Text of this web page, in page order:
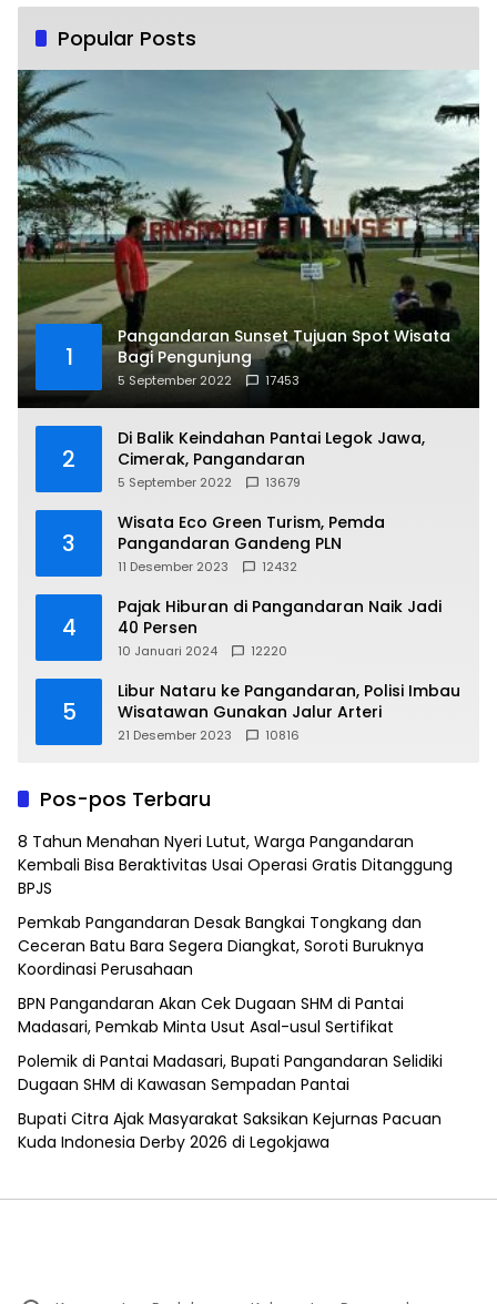
Popular Posts
1
Pangandaran Sunset Tujuan Spot Wisata
Bagi Pengunjung
5 September 2022 17453
2
Di Balik Keindahan Pantai Legok Jawa,
Cimerak, Pangandaran
5 September 2022 13679
3
Wisata Eco Green Turism, Pemda
Pangandaran Gandeng PLN
11 Desember 2023 12432
4
Pajak Hiburan di Pangandaran Naik Jadi
40 Persen
10 Januari 2024 12220
5
Libur Nataru ke Pangandaran, Polisi Imbau
Wisatawan Gunakan Jalur Arteri
21 Desember 2023 10816
Pos-pos Terbaru
8 Tahun Menahan Nyeri Lutut, Warga Pangandaran
Kembali Bisa Beraktivitas Usai Operasi Gratis Ditanggung
BPJS
Pemkab Pangandaran Desak Bangkai Tongkang dan
Ceceran Batu Bara Segera Diangkat, Soroti Buruknya
Koordinasi Perusahaan
BPN Pangandaran Akan Cek Dugaan SHM di Pantai
Madasari, Pemkab Minta Usut Asal-usul Sertifikat
Polemik di Pantai Madasari, Bupati Pangandaran Selidiki
Dugaan SHM di Kawasan Sempadan Pantai
Bupati Citra Ajak Masyarakat Saksikan Kejurnas Pacuan
Kuda Indonesia Derby 2026 di Legokjawa